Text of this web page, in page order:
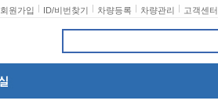
고객센터
차량관리
차량등록
ID/비번찾기
회원가입